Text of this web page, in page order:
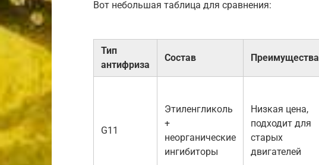
Вот небольшая таблица для сравнения:
Тип
антифриза
Состав Преимущества
G11
Этиленгликоль
+
неорганические
ингибиторы
Низкая цена,
подходит для
старых
двигателей